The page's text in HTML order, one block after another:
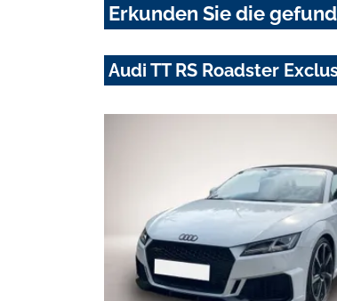
Erkunden Sie die
Audi TT RS Roadster